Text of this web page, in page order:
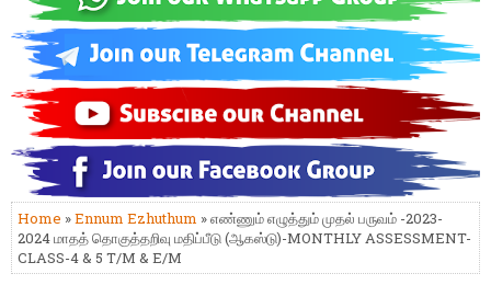
Home »Ennum Ezhuthum » எண்ணும் எழுத்தும் முதல் பருவம் -2023-
2024 மாதத் தொகுத்தறிவு மதிப்பீடு (ஆகஸ்டு)-MONTHLY ASSESSMENT-
CLASS-4 & 5 T/M & E/M